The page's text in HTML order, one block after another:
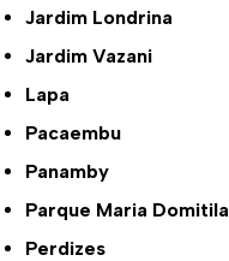
Jardim Londrina
Jardim Vazani
Lapa
Pacaembu
Panamby
Parque Maria Domitila
Perdizes